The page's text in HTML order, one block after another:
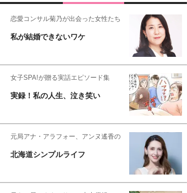
恋愛コンサル菊乃が出会った女性たち
私が結婚できないワケ
女子SPA!が贈る実話エピソード集
実録！私の人生、泣き笑い
元局アナ・アラフォー、アンヌ遙香の
北海道シンプルライフ